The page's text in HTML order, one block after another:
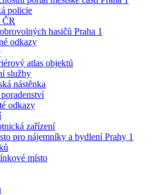
policie
ČR
hasičů Praha 1
odkazy
atlas objektů
služby
nástěnka
odkazy
zařízení
pro nájemníky a bydlení Prahy 1
místo